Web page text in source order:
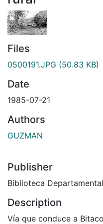
Files
0500191.JPG (50.83 KB)
Date
1985-07-21
Authors
GUZMAN
Publisher
Biblioteca
Description
Vía que conduce a